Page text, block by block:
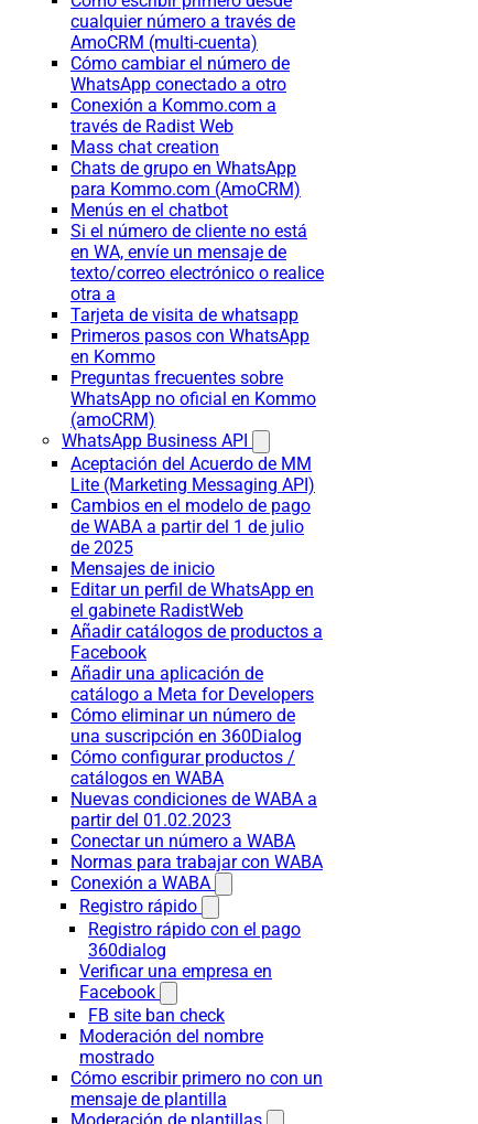
cualquier número a través de
AmoCRM (multi-cuenta)
Cómo cambiar el número de
WhatsApp conectado a otro
Conexión a Kommo.com a
través de Radist Web
Mass chat creation
Chats de grupo en WhatsApp
para Kommo.com (AmoCRM)
Menús en el chatbot
Si el número de cliente no está
en WA, envíe un mensaje de
texto/correo electrónico o realice
otra a
Tarjeta de visita de whatsapp
Primeros pasos con WhatsApp
en Kommo
Preguntas frecuentes sobre
WhatsApp no oficial en Kommo
(amoCRM)
WhatsApp Business API
Aceptación del Acuerdo de MM
Lite (Marketing Messaging API)
Cambios en el modelo de pago
de WABA a partir del 1 de julio
de 2025
Mensajes de inicio
Editar un perfil de WhatsApp en
el gabinete RadistWeb
Añadir catálogos de productos a
Facebook
Añadir una aplicación de
catálogo a Meta for Developers
Cómo eliminar un número de
una suscripción en 360Dialog
Cómo configurar productos /
catálogos en WABA
Nuevas condiciones de WABA a
partir del 01.02.2023
Conectar un número a WABA
Normas para trabajar con WABA
Conexión a WABA
Registro rápido
Registro rápido con el pago
360dialog
Verificar una empresa en
Facebook
FB site ban check
Moderación del nombre
mostrado
Cómo escribir primero no con un
mensaje de plantilla